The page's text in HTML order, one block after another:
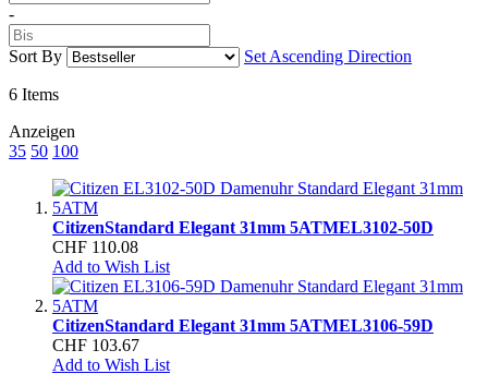
-
Sort By Set Ascending Direction
6 Items
Anzeigen
35 50 100
CitizenStandard Elegant 31mm 5ATMEL3102-50D
CHF 110.08
Add to Wish List
CitizenStandard Elegant 31mm 5ATMEL3106-59D
CHF 103.67
Add to Wish List